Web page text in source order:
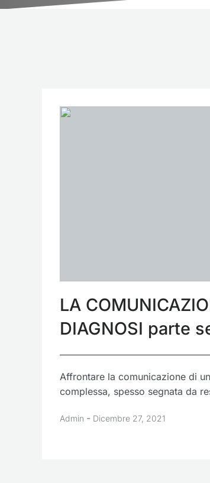
LA
DIAGNOSI parte
Affrontare la comunicazione di
complessa, spesso segnata da
Admin - Dicembre 27, 2021